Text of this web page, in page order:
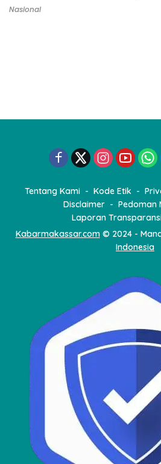
Nasional
Tentang Kami Kode Etik
Disclaimer
Pedoman
Laporan
Kabarmakassar.com© 2024 -
Indonesia